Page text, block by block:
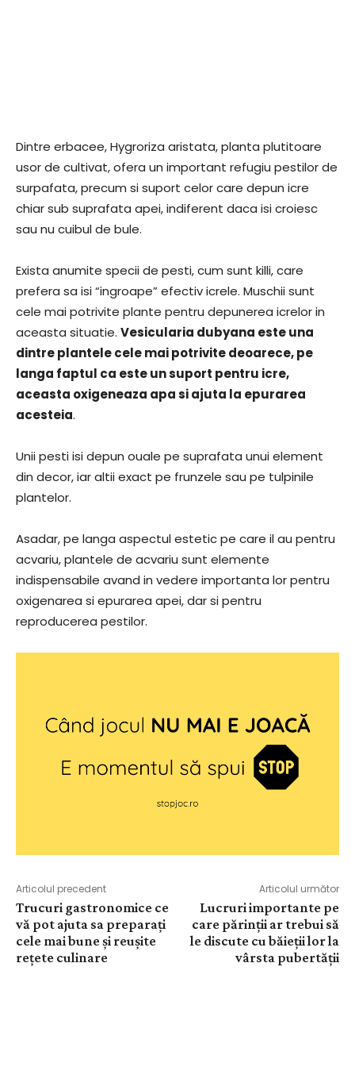
Dintre erbacee, Hygroriza aristata, planta plutitoare
usor de cultivat, ofera un important refugiu pestilor de
surpafata, precum si suport celor care depun icre
chiar sub suprafata apei, indiferent daca isi croiesc
sau nu cuibul de bule.
Exista anumite specii de pesti, cum sunt killi, care
prefera sa isi “ingroape” efectiv icrele. Muschii sunt
cele mai potrivite plante pentru depunerea icrelor in
aceasta situatie. Vesicularia dubyana este una
dintre plantele cele mai potrivite deoarece, pe
langa faptul ca este un suport pentru icre,
aceasta oxigeneaza apa si ajuta la epurarea
acesteia.
Unii pesti isi depun ouale pe suprafata unui element
din decor, iar altii exact pe frunzele sau pe tulpinile
plantelor.
Asadar, pe langa aspectul estetic pe care il au pentru
acvariu, plantele de acvariu sunt elemente
indispensabile avand in vedere importanta lor pentru
oxigenarea si epurarea apei, dar si pentru
reproducerea pestilor.
Articolul precedent
Trucuri gastronomice ce
vă pot ajuta sa preparați
cele mai bune și reușite
rețete culinare
Articolul următor
Lucruri importante pe
care părinții ar trebui să
le discute cu băieții lor la
vârsta pubertății